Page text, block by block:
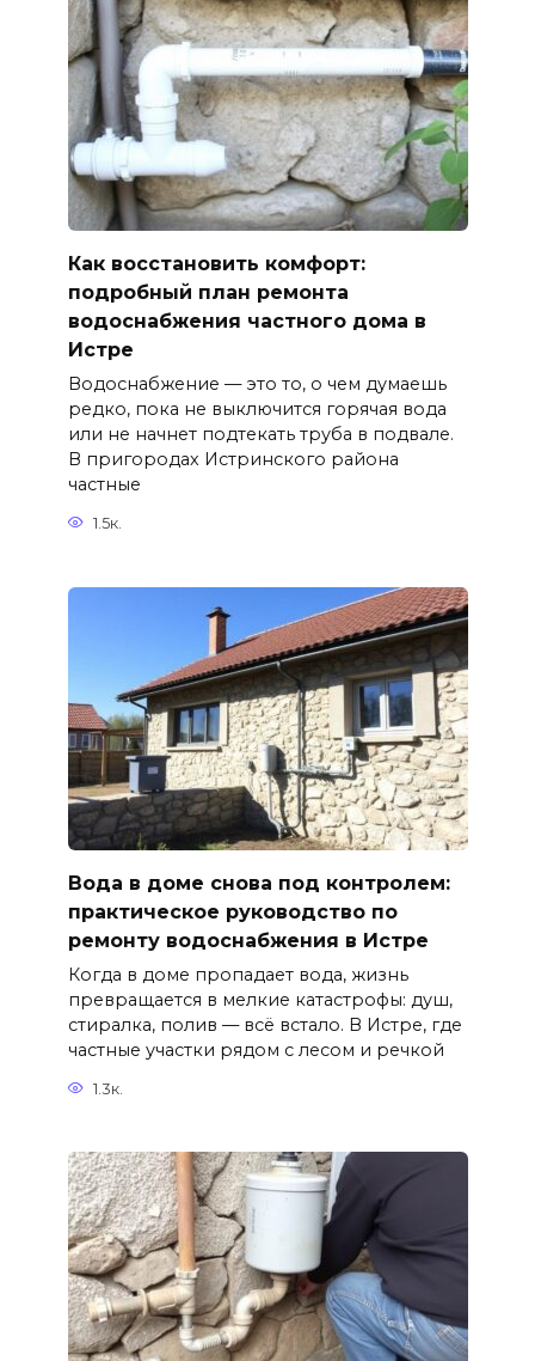
Как восстановить комфорт:
подробный план ремонта
водоснабжения частного дома в
Истре
Водоснабжение — это то, о чем думаешь
редко, пока не выключится горячая вода
или не начнет подтекать труба в подвале.
В пригородах Истринского района
частные
1.5к.
Вода в доме снова под контролем:
практическое руководство по
ремонту водоснабжения в Истре
Когда в доме пропадает вода, жизнь
превращается в мелкие катастрофы: душ,
стиралка, полив — всё встало. В Истре, где
частные участки рядом с лесом и речкой
1.3к.